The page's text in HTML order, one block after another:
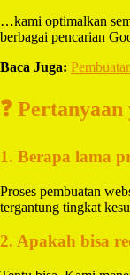
…kami optimalkan
berbagai pencarian
Baca Juga:
❓
1. Berapa lama
Proses pembuatan
tergantung tingkat
2. Apakah bisa